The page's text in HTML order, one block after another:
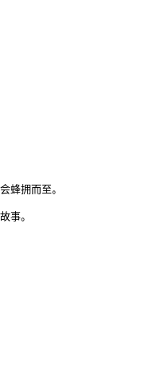
蜂拥而至。
事。